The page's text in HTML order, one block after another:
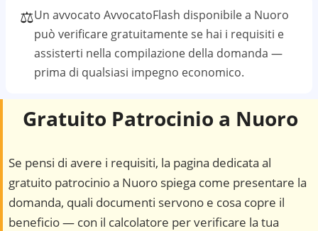
⚖️Un avvocato AvvocatoFlash disponibile a Nuoro
può verificare gratuitamente se hai i requisiti e
assisterti nella compilazione della domanda —
prima di qualsiasi impegno economico.
Gratuito Patrocinio a Nuoro
Se pensi di avere i requisiti, la pagina dedicata al
gratuito patrocinio a Nuoro spiega come presentare la
domanda, quali documenti servono e cosa copre il
beneficio — con il calcolatore per verificare la tua